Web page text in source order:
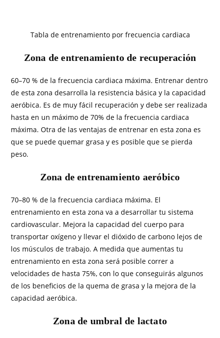
Tabla de entrenamiento por frecuencia cardiaca
Zona de entrenamiento de recuperación
60–70 % de la frecuencia cardiaca máxima. Entrenar dentro
de esta zona desarrolla la resistencia básica y la capacidad
aeróbica. Es de muy fácil recuperación y debe ser realizada
hasta en un máximo de 70% de la frecuencia cardiaca
máxima. Otra de las ventajas de entrenar en esta zona es
que se puede quemar grasa y es posible que se pierda
peso.
Zona de entrenamiento aeróbico
70–80 % de la frecuencia cardiaca máxima. El
entrenamiento en esta zona va a desarrollar tu sistema
cardiovascular. Mejora la capacidad del cuerpo para
transportar oxígeno y llevar el dióxido de carbono lejos de
los músculos de trabajo. A medida que aumentas tu
entrenamiento en esta zona será posible correr a
velocidades de hasta 75%, con lo que conseguirás algunos
de los beneficios de la quema de grasa y la mejora de la
capacidad aeróbica.
Zona de umbral de lactato